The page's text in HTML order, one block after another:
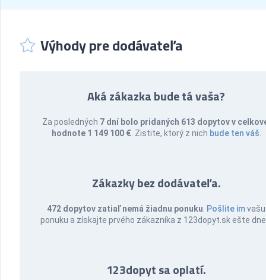
Výhody pre dodávateľa
Aká zákazka bude tá vaša?
Za posledných 7 dní bolo pridaných 613 dopytov v
hodnote 1 149 100 € . Zistite, ktorý z nich bude ten váš
Zákazky bez dodávateľa.
472 dopytov zatiaľ nemá žiadnu ponuku Pošlite imvašu
ponuku a získajte prvého zákazníka z 123dopyt.sk ešte
123dopyt sa oplatí.